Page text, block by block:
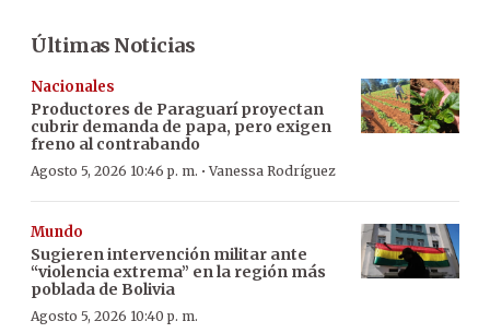
Últimas Noticias
Nacionales
Productores de Paraguarí proyectan
cubrir demanda de papa, pero exigen
freno al contrabando
Agosto 5, 2026 10:46 p. m. ·Vanessa Rodríguez
Mundo
Sugieren intervención militar ante
“violencia extrema” en la región más
poblada de Bolivia
Agosto 5, 2026 10:40 p. m.